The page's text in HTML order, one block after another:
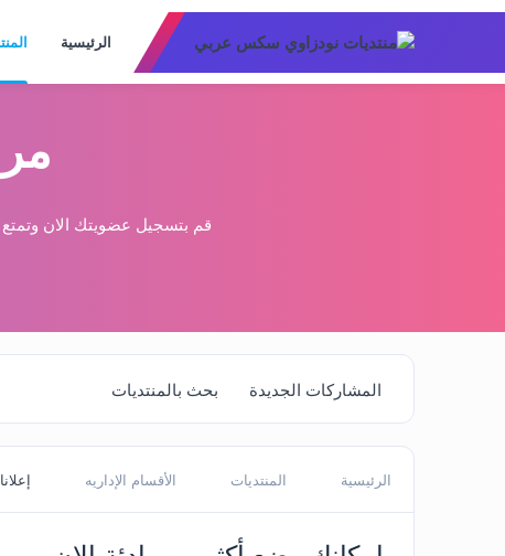
الرئيسية
قم بتسجيل عضويتك الان
المشاركات الجديدة بحث بالمنتديات
الرئيسية المنتديات الأقسام الإداريه